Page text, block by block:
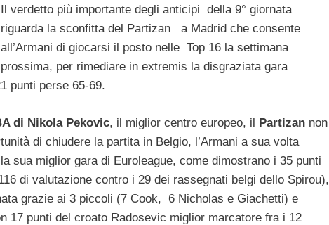
Il verdetto più importante degli anticipi della 9° giornata
riguarda la sconfitta del Partizan a Madrid che consente
all’Armani di giocarsi il posto nelle Top 16 la settimana
prossima, per rimediare in extremis la disgraziata gara
punti perse 65-69.
di Nikola Pekovic, il miglior centro europeo, il Partizan non
di chiudere la partita in Belgio, l’Armani a sua volta
sua miglior gara di Euroleague, come dimostrano i 35 punti
di valutazione contro i 29 dei rassegnati belgi dello Spirou),
grazie ai 3 piccoli (7 Cook, 6 Nicholas e Giachetti) e
17 punti del croato Radosevic miglior marcatore fra i 12